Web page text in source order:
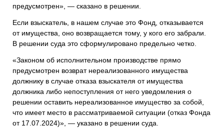
предусмотрен», — сказано в решении.
Если взыскатель, в нашем случае это Фонд, отказывается
от имущества, оно возвращается тому, у кого его забрали.
В решении суда это сформулировано предельно четко.
«Законом об исполнительном производстве прямо
предусмотрен возврат нереализованного имущества
должнику в случае отказа взыскателя от имущества
должника либо непоступления от него уведомления о
решении оставить нереализованное имущество за собой,
что имеет место в рассматриваемой ситуации (отказ Фонда
от 17.07.2024)», — указано в решении суда.